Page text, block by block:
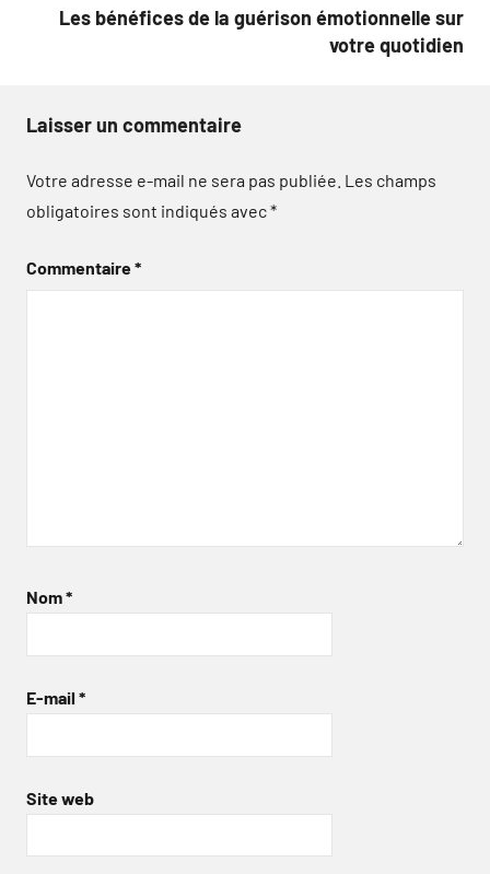
Les bénéfices de la guérison émotionnelle sur
votre quotidien
Laisser un commentaire
Votre adresse e-mail ne sera pas publiée. Les champs
obligatoires sont indiqués avec*
Commentaire*
Nom*
E-mail *
Site web